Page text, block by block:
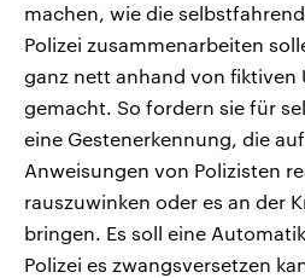
machen, wie die
Polizei zusammenarbeiten
ganz nett anhand von fiktiven
gemacht. So fordern sie für
eine Gestenerkennung, die
Anweisungen von Polizisten
rauszuwinken oder es an der
bringen. Es soll eine
Polizei es zwangsversetzen